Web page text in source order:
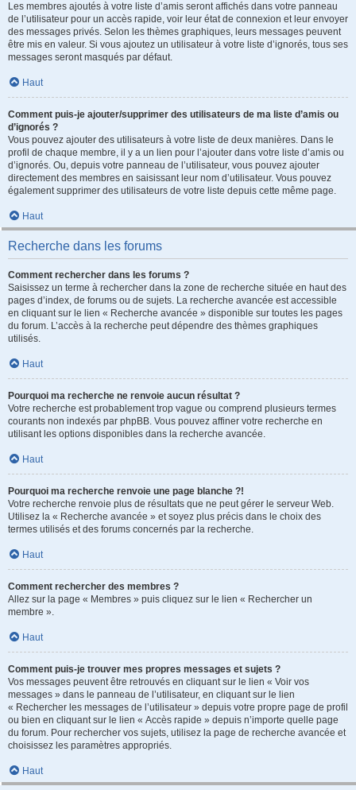
Les membres ajoutés à votre liste d’amis seront affichés dans votre panneau
de l’utilisateur pour un accès rapide, voir leur état de connexion et leur envoyer
des messages privés. Selon les thèmes graphiques, leurs messages peuvent
être mis en valeur. Si vous ajoutez un utilisateur à votre liste d’ignorés, tous ses
messages seront masqués par défaut.
Haut
Comment puis-je ajouter/supprimer des utilisateurs de ma liste d’amis ou
d’ignorés ?
Vous pouvez ajouter des utilisateurs à votre liste de deux manières. Dans le
profil de chaque membre, il y a un lien pour l’ajouter dans votre liste d’amis ou
d’ignorés. Ou, depuis votre panneau de l’utilisateur, vous pouvez ajouter
directement des membres en saisissant leur nom d’utilisateur. Vous pouvez
également supprimer des utilisateurs de votre liste depuis cette même page.
Haut
Recherche dans les forums
Comment rechercher dans les forums ?
Saisissez un terme à rechercher dans la zone de recherche située en haut des
pages d’index, de forums ou de sujets. La recherche avancée est accessible
en cliquant sur le lien « Recherche avancée » disponible sur toutes les pages
du forum. L’accès à la recherche peut dépendre des thèmes graphiques
utilisés.
Haut
Pourquoi ma recherche ne renvoie aucun résultat ?
Votre recherche est probablement trop vague ou comprend plusieurs termes
courants non indexés par phpBB. Vous pouvez affiner votre recherche en
utilisant les options disponibles dans la recherche avancée.
Haut
Pourquoi ma recherche renvoie une page blanche ?!
Votre recherche renvoie plus de résultats que ne peut gérer le serveur Web.
Utilisez la « Recherche avancée » et soyez plus précis dans le choix des
termes utilisés et des forums concernés par la recherche.
Haut
Comment rechercher des membres ?
Allez sur la page « Membres » puis cliquez sur le lien « Rechercher un
membre ».
Haut
Comment puis-je trouver mes propres messages et sujets ?
Vos messages peuvent être retrouvés en cliquant sur le lien « Voir vos
messages » dans le panneau de l’utilisateur, en cliquant sur le lien
« Rechercher les messages de l’utilisateur » depuis votre propre page de profil
ou bien en cliquant sur le lien « Accès rapide » depuis n’importe quelle page
du forum. Pour rechercher vos sujets, utilisez la page de recherche avancée et
choisissez les paramètres appropriés.
Haut